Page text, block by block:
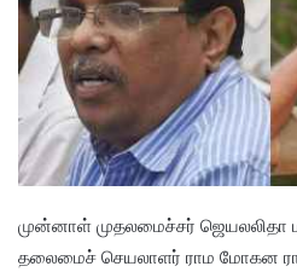
முன்னாள் முதலமைச்சர்
தலைமைச் செயலாளர் ராம மோகன